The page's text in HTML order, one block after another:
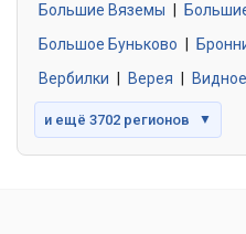
Большие Вяземы
Большое Буньково
Вербилки
Верея Видное
и ещё 3702 регионов ▼